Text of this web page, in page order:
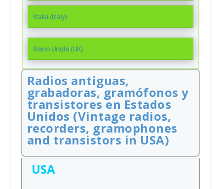
Italia (Italy)
Reino Unido (UK)
Radios antiguas,
grabadoras, gramófonos y
transistores en Estados
Unidos (Vintage radios,
recorders, gramophones
and transistors in USA)
USA